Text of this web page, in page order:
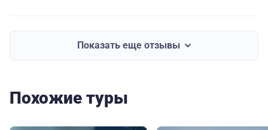
Показать еще отзывы
Похожие туры